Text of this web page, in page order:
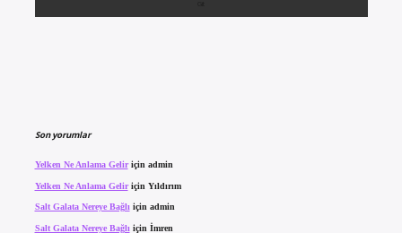
Son yorumlar
Yelken Ne Anlama Geliriçin admin
Yelken Ne Anlama Geliriçin Yıldırım
Salt Galata Nereye Bağlıiçin admin
Salt Galata Nereye Bağlı için İmren